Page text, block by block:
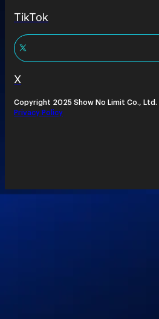
TikTok
X
Copyright 2025 Show No Limit Co., Ltd.
Privacy Policy